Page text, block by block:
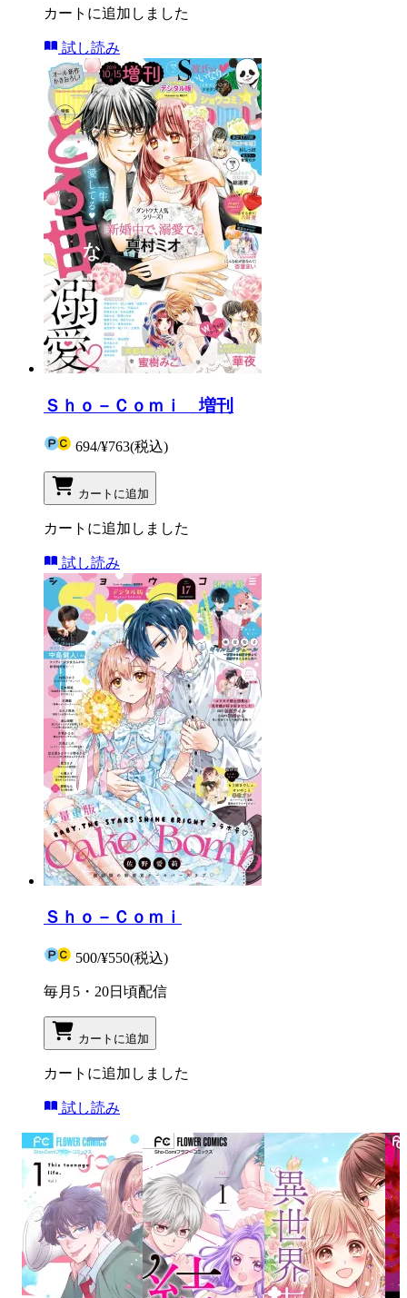
カートに追加しました
試し読み
Ｓｈｏ－Ｃｏｍｉ 増刊
694/¥763(税込)
カートに追加
カートに追加しました
試し読み
Ｓｈｏ－Ｃｏｍｉ
500/¥550(税込)
毎月5・20日頃配信
カートに追加
カートに追加しました
試し読み